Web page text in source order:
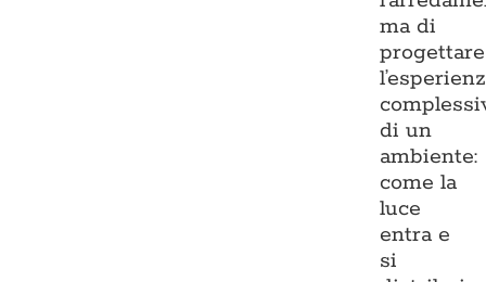
ma di
progettare
di un
ambiente:
come la
luce
entra e
si